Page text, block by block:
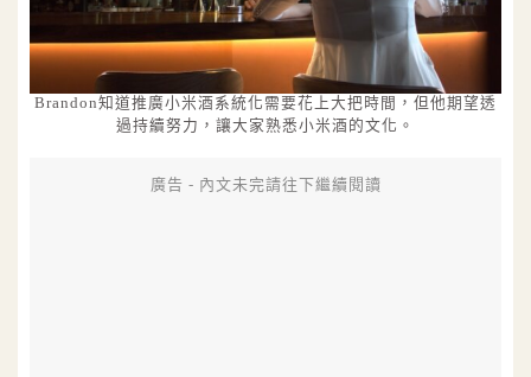
Brandon知道推廣小米酒系統化需要花上大把時間，但他期望透
過持續努力，讓大家熟悉小米酒的文化。
廣告 - 內文未完請往下繼續閱讀